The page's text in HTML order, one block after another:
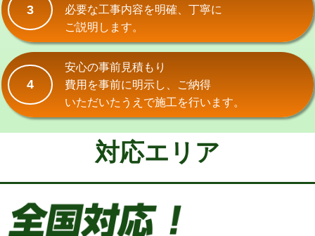
持込商品取付（浄水器・分岐水栓） 16,500円
給水管工事※（ホール加工)
給水管工事※（バンド止め)
給水管工事※（支持金具設置) 5,500円
給水管工事※（保温材使用（バンド止
め込み）)
5,500円
給水管工事※（土の掘削・埋め戻し作
11,000円
給水管工事※（塩ビ管（VP・HI）使
用/3ｍまで)
3
必要な工事内容を明確、丁寧に
ご説明します。
4
安心の事前見積もり
費用を事前に明示し、ご納得
いただいたうえで施工を行います。
対応エリア